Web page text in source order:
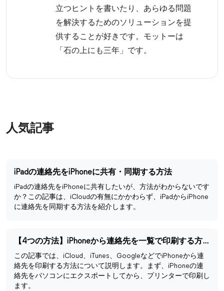
立つヒントを書いたり、あらゆる問題
を解決するためのソリューションを提
供することが好きです。モットーは
「石の上にも三年」です。
人気記事
iPadの連絡先をiPhoneに共有・同期する方法
iPadの連絡先をiPhoneに共有したいが、方法がわからないです
か？この記事は、iCloudの有無にかかわらず、iPadからiPhone
に連絡先を同期する方法を紹介します。
【4つの方法】iPhoneから連絡先を一覧で印刷する方法
この記事では、iCloud、iTunes、GoogleなどでiPhoneから連
絡先を印刷する方法について説明します。まず、iPhoneの連
絡先をパソコンにエクスポートしてから、プリンターで印刷し
ます。